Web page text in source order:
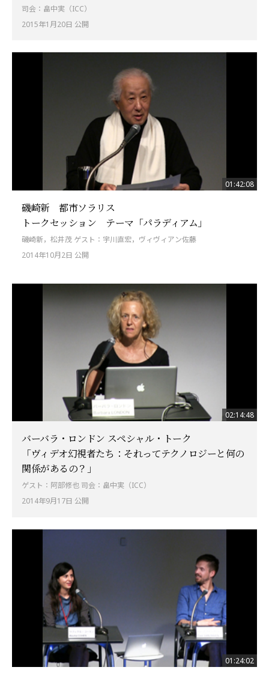
司会：畠中実（ICC）
2015年1月20日 公開
01:42:08
磯崎新 都市ソラリス
トークセッション テーマ「パラディアム」
磯崎新，松井茂 ゲスト：宇川直宏，ヴィヴィアン佐藤
2014年10月2日 公開
02:14:48
バーバラ・ロンドン スペシャル・トーク
「ヴィデオ幻視者たち：それってテクノロジーと何の
関係があるの？」
ゲスト：阿部修也 司会：畠中実（ICC）
2014年9月17日 公開
01:24:02